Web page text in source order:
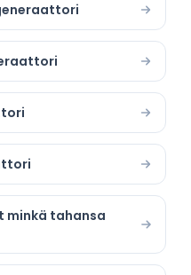
minkä tahansa